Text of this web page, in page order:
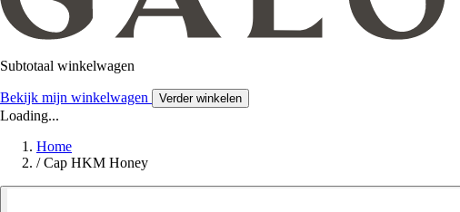
Subtotaal winkelwagen
Bekijk mijn winkelwagen Verder winkelen
Loading...
Home
/ Cap HKM Honey